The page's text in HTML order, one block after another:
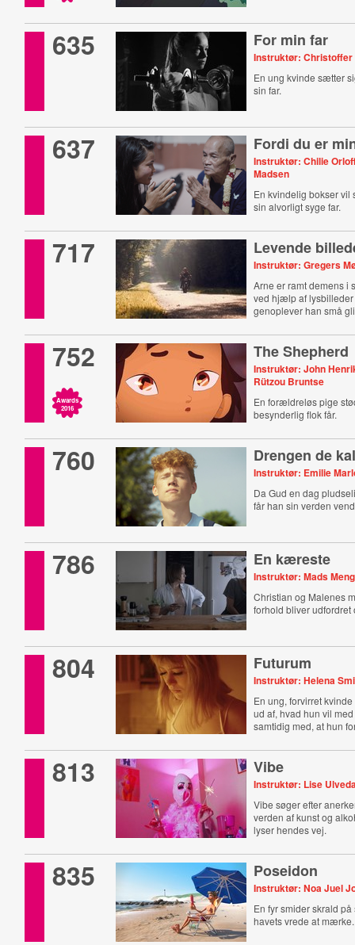
635 For min far
Instruktør: Christoffer
En ung kvinde sætter
sin far.
637 Fordi du er
Instruktør: Chilie
Madsen
En kvindelig bokser vil
sin alvorligt syge far.
717 Levende
Instruktør: Gregers
Arne er ramt demens i
ved hjælp af
genoplever han små
752
Awards
2016
The Shepherd
Instruktør: John
Rützou Bruntse
En forældreløs pige
besynderlig flok får.
760 Drengen de
Instruktør: Emilie
Da Gud en dag
får han sin verden
786 En kæreste
Instruktør: Mads
Christian og Malenes
forhold bliver
804 Futurum
Instruktør: Helena
En ung, forvirret
ud af, hvad hun vil
samtidig med, at hun
813 Vibe
Instruktør: Lise
Vibe søger efter
verden af kunst og
lyser hendes vej.
835 Poseidon
Instruktør: Noa Juel
En fyr smider skrald
havets vrede at mærke.